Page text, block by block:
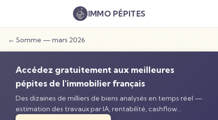
IMMOPÉPITES
← Somme — mars 2026
Accédez gratuitement aux meilleures
pépites de l'immobilier français
Des dizaines de milliers de biens analysés en temps réel —
estimation des travaux par IA, rentabilité, cashflow…